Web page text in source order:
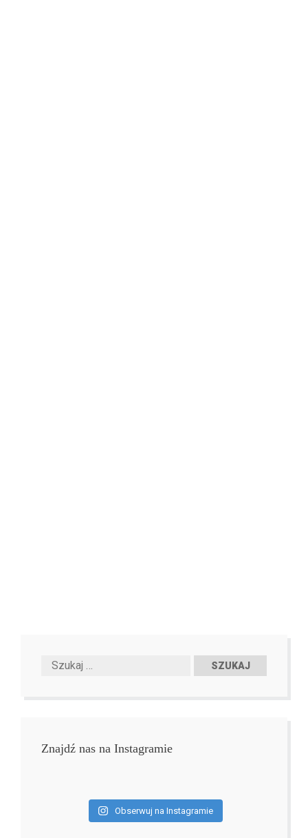
Znajdź nas na Instagramie
Obserwuj na Instagramie